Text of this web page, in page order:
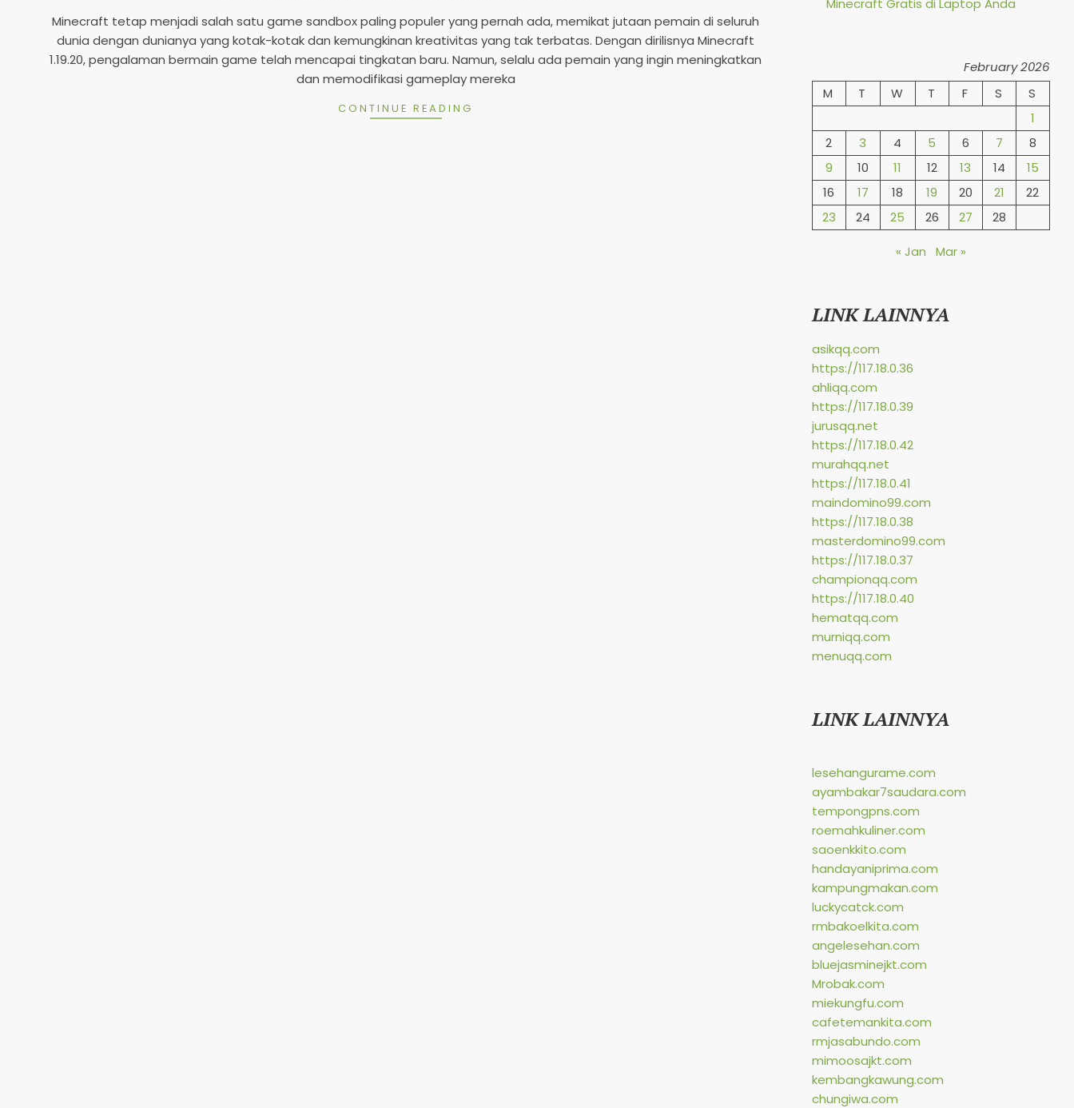
5
01
Minecraft tetap menjadi salah satu game sandbox paling populer yang pernah ada, memikat jutaan pemain di seluruh
dunia dengan dunianya yang kotak-kotak dan kemungkinan kreativitas yang tak terbatas. Dengan dirilisnya Minecraft
1.19.20, pengalaman bermain game telah mencapai tingkatan baru. Namun, selalu ada pemain yang ingin meningkatkan
dan memodifikasi gameplay mereka
CONTINUE READING
Minecraft Gratis di Laptop Anda
February 2026
M
T W T F S
S
1
2
3 4 5 6 7
8
9
10 11 12 13 14
15
16
17 18 19 20 21
22
23
24 25 26 27 28
« Jan Mar »
LINK LAINNYA
asikqq.com
https://117.18.0.36
ahliqq.com
https://117.18.0.39
jurusqq.net
https://117.18.0.42
murahqq.net
https://117.18.0.41
maindomino99.com
https://117.18.0.38
masterdomino99.com
https://117.18.0.37
championqq.com
https://117.18.0.40
hematqq.com
murniqq.com
menuqq.com
LINK LAINNYA
lesehangurame.com
ayambakar7saudara.com
tempongpns.com
roemahkuliner.com
saoenkkito.com
handayaniprima.com
kampungmakan.com
luckycatck.com
rmbakoelkita.com
angelesehan.com
bluejasminejkt.com
Mrobak.com
miekungfu.com
cafetemankita.com
rmjasabundo.com
mimoosajkt.com
kembangkawung.com
chungiwa.com